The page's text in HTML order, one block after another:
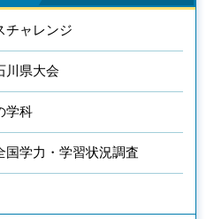
チャレンジ
川県大会
学科
国学力・学習状況調査